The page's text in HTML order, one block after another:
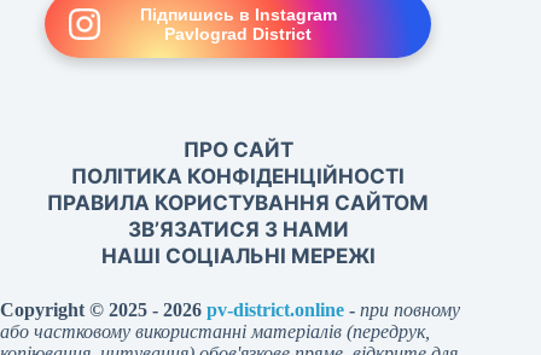
Підпишись в Instagram
Pavlograd District
ПРО САЙТ
ПОЛІТИКА КОНФІДЕНЦІЙНОСТІ
ПРАВИЛА КОРИСТУВАННЯ САЙТОМ
ЗВ’ЯЗАТИСЯ З НАМИ
НАШІ СОЦІАЛЬНІ МЕРЕЖІ
Copyright © 2025 - 2026 pv-district.online - при повному
або частковому використанні матеріалів (передрук,